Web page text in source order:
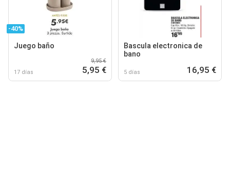
-40%
Juego baño
17 días
9,95 €
5,95 €
Bascula electronica de
bano
5 días 16,95 €